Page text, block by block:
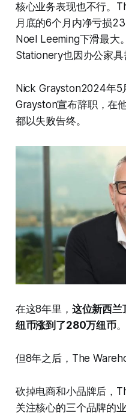
核心业务表现也不行。
月底的6个月内净亏损
Noel Leeming下滑最大
Stationery也因办公家具
Nick Grayston2024年5
Grayston宣布辞职，在
都以失败告终。
在这8年里， 这位新西兰
纽币涨到了280万纽币。
但8年之后，The
砍掉电商和小品牌后，
关注核心的三个品牌的